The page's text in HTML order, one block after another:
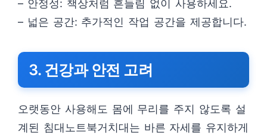
– 안정성: 책상처럼 흔들림 없이 사용하세요.
– 넓은 공간: 추가적인 작업 공간을 제공합니다.
3. 건강과 안전 고려
오랫동안 사용해도 몸에 무리를 주지 않도록 설
계된 침대노트북거치대는 바른 자세를 유지하게